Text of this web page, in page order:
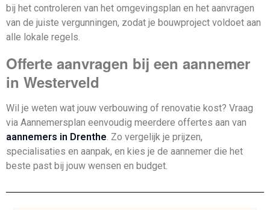
bij het controleren van het omgevingsplan en het aanvragen
van de juiste vergunningen, zodat je bouwproject voldoet aan
alle lokale regels.
Offerte aanvragen bij een aannemer
in Westerveld
Wil je weten wat jouw verbouwing of renovatie kost? Vraag
via Aannemersplan eenvoudig meerdere offertes aan van
aannemers in Drenthe. Zo vergelijk je prijzen,
specialisaties en aanpak, en kies je de aannemer die het
beste past bij jouw wensen en budget.